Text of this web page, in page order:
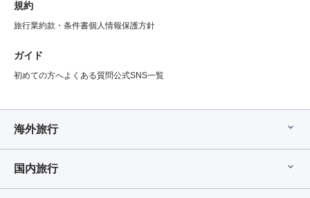
規約
旅行業約款・条件書個人情報保護方針
ガイド
初めての方へよくある質問公式SNS一覧
海外旅行
国内旅行